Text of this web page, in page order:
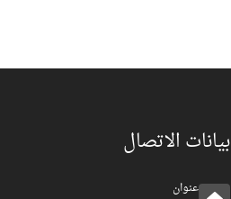
بيانات الاتصال
عنوان